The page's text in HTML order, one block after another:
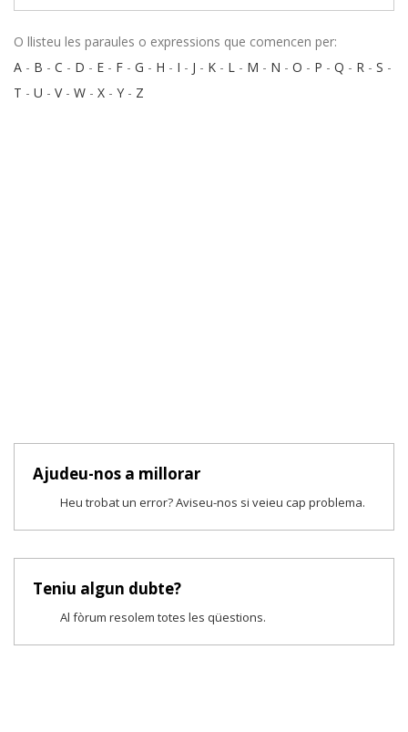
O llisteu les paraules o expressions que comencen per:
A - B - C - D - E - F - G - H - I - J - K - L - M - N - O - P - Q - R - S -
T - U - V- W - X - Y - Z
Ajudeu-nos a millorar
Heu trobat un error? Aviseu-nos si veieu cap problema.
Teniu algun dubte?
Al fòrum resolem totes les qüestions.